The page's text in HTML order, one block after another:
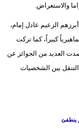
والاستعراض.
الزعيم عادل إمام،
كبيراً، كما تركت
العديد من الجوائز عن
التنقل بين الشخصيات
ينطفئ